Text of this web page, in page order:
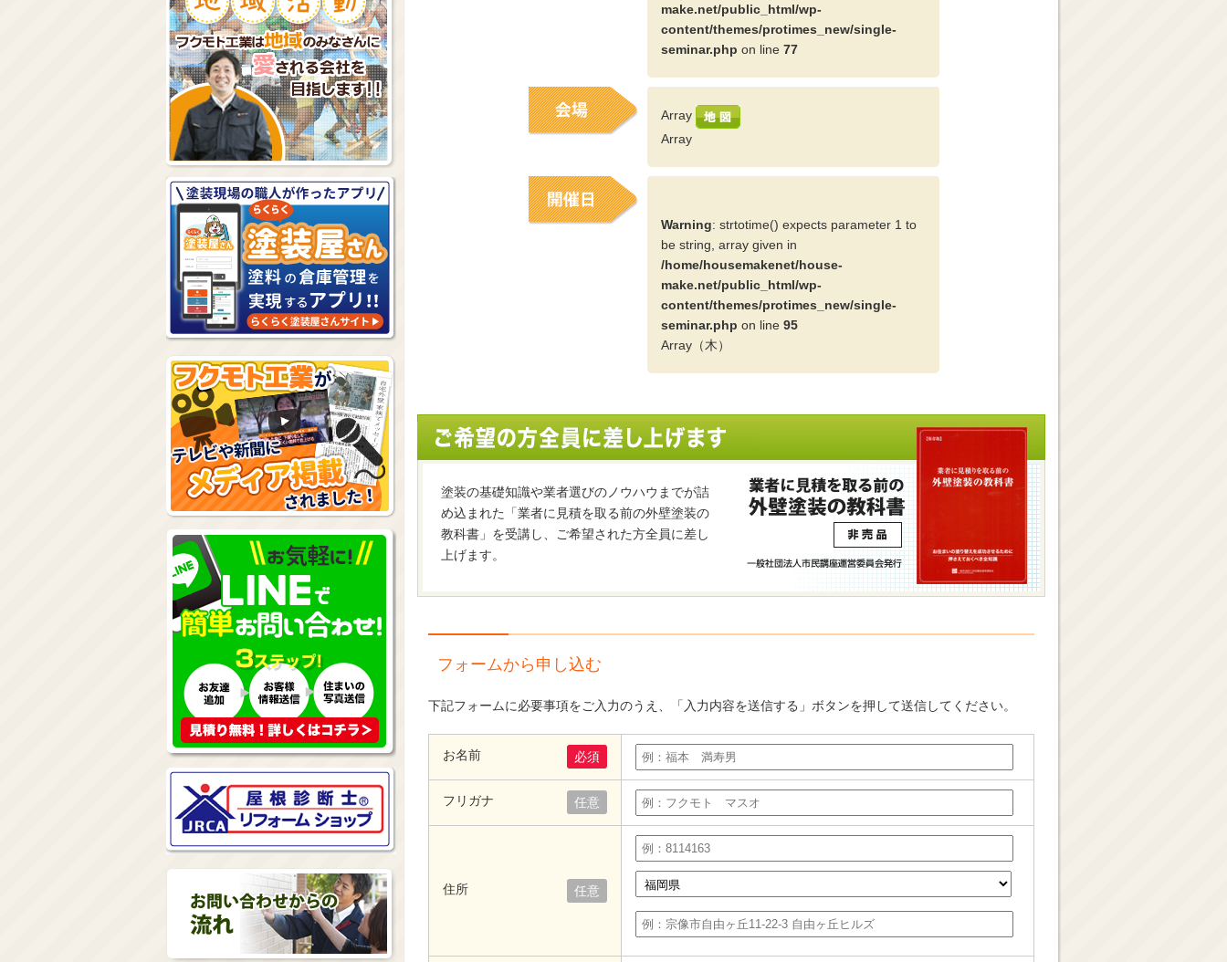
make.net/public_html/wp-
content/themes/protimes_new/single-
seminar.php on line 77
Array
Array
Warning: strtotime() expects parameter 1 to
be string, array given in
/home/housemakenet/house-
make.net/public_html/wp-
content/themes/protimes_new/single-
seminar.php on line 95
Array（木）
塗装の基礎知識や業者選びのノウハウまでが詰
め込まれた「業者に見積を取る前の外壁塗装の
教科書」を受講し、ご希望された方全員に差し
上げます。
フォームから申し込む
下記フォームに必要事項をご入力のうえ、「入力内容を送信する」ボタンを押して送信してください。
お名前 必須
フリガナ 任意
住所 任意